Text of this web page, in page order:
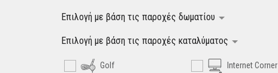
Επιλογή με βάση τις παροχές δωματίου
Επιλογή με βάση τις παροχές καταλύματος
Golf Internet Corner